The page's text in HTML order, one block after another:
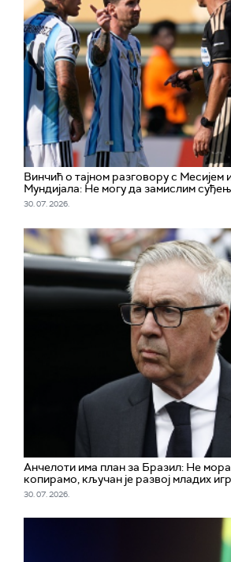
Винчић о тајном разговору с Месијем
Мундијала: Не могу да замислим
30. 07. 2026.
Aнчелоти има план за Бразил: Не
копирамо, кључан је развој младих
30. 07. 2026.